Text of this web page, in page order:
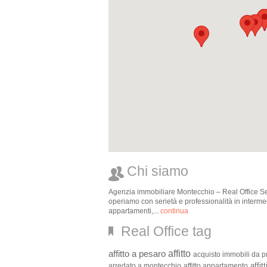
Chi siamo
Agenzia immobiliare Montecchio – Real Office
operiamo con serietà e professionalità in
appartamenti,... continua
Real Office tag
affitto a pesaro affitto acquisto immobili da